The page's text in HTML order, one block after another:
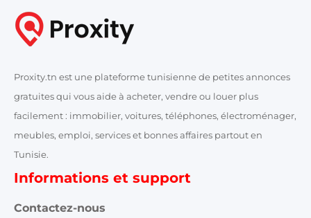
Proxity.tn est une plateforme tunisienne de petites annonces
gratuites qui vous aide à acheter, vendre ou louer plus
facilement : immobilier, voitures, téléphones, électroménager,
meubles, emploi, services et bonnes affaires partout en
Tunisie.
Informations et support
Contactez-nous